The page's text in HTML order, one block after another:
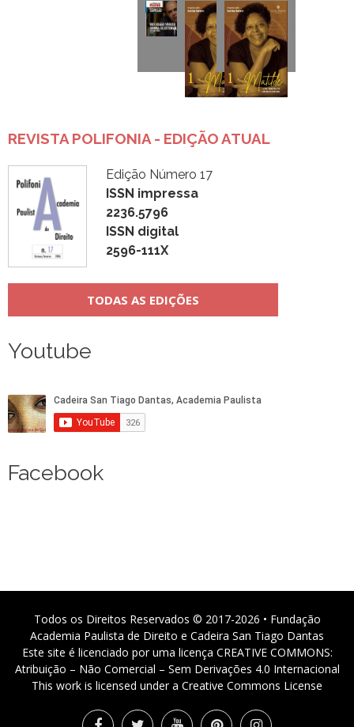
REVISTA POLIFONIA - EDIÇÃO ATUAL
Edição Número 17
ISSN impressa
2236.5796
ISSN digital
2596-111X
TODAS AS EDIÇÕES
Youtube
Facebook
Todos os Direitos Reservados © 2017-2026 • Fundação
Academia Paulista de Direito e Cadeira San Tiago Dantas
Este site é licenciado por uma licença CREATIVE COMMONS:
Atribuição – Não Comercial – Sem Derivações 4.0 Internacional
This work is licensed under a Creative Commons License